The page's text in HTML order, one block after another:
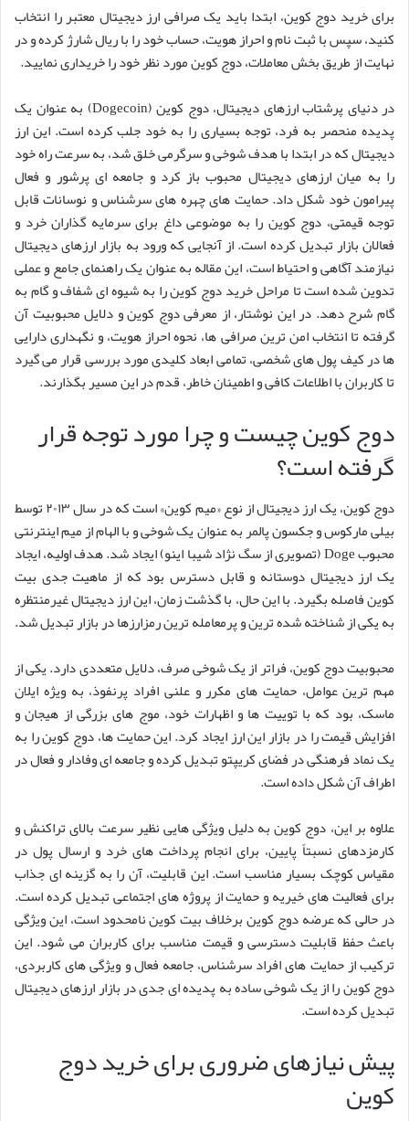
برای خرید دوج کوین، ابتدا باید یک صرافی ارز دیجیتال معتبر را انتخاب
کنید، سپس با ثبت نام و احراز هویت، حساب خود را با ریال شارژ کرده و در
نهایت از طریق بخش معاملات، دوج کوین مورد نظر خود را خریداری نمایید.
در دنیای پرشتاب ارزهای دیجیتال، دوج کوین (Dogecoin) به عنوان یک
پدیده منحصر به فرد، توجه بسیاری را به خود جلب کرده است. این ارز
دیجیتال که در ابتدا با هدف شوخی و سرگرمی خلق شد، به سرعت راه خود
را به میان ارزهای دیجیتال محبوب باز کرد و جامعه ای پرشور و فعال
پیرامون خود شکل داد. حمایت های چهره های سرشناس و نوسانات قابل
توجه قیمتی، دوج کوین را به موضوعی داغ برای سرمایه گذاران خرد و
فعالان بازار تبدیل کرده است. از آنجایی که ورود به بازار ارزهای دیجیتال
نیازمند آگاهی و احتیاط است، این مقاله به عنوان یک راهنمای جامع و عملی
تدوین شده است تا مراحل خرید دوج کوین را به شیوه ای شفاف و گام به
گام شرح دهد. در این نوشتار، از معرفی دوج کوین و دلایل محبوبیت آن
گرفته تا انتخاب امن ترین صرافی ها، نحوه احراز هویت، و نگهداری دارایی
ها در کیف پول های شخصی، تمامی ابعاد کلیدی مورد بررسی قرار می گیرد
تا کاربران با اطلاعات کافی و اطمینان خاطر، قدم در این مسیر بگذارند.
دوج کوین چیست و چرا مورد توجه قرار
گرفته است؟
دوج کوین، یک ارز دیجیتال از نوع «میم کوین» است که در سال ۲۰۱۳ توسط
بیلی مارکوس و جکسون پالمر به عنوان یک شوخی و با الهام از میم اینترنتی
محبوب Doge (تصویری از سگ نژاد شیبا اینو) ایجاد شد. هدف اولیه، ایجاد
یک ارز دیجیتال دوستانه و قابل دسترس بود که از ماهیت جدی بیت
کوین فاصله بگیرد. با این حال، با گذشت زمان، این ارز دیجیتال غیرمنتظره
به یکی از شناخته شده ترین و پرمعامله ترین رمزارزها در بازار تبدیل شد.
محبوبیت دوج کوین، فراتر از یک شوخی صرف، دلایل متعددی دارد. یکی از
مهم ترین عوامل، حمایت های مکرر و علنی افراد پرنفوذ، به ویژه ایلان
ماسک، بود که با توییت ها و اظهارات خود، موج های بزرگی از هیجان و
افزایش قیمت را در بازار این ارز ایجاد کرد. این حمایت ها، دوج کوین را به
یک نماد فرهنگی در فضای کریپتو تبدیل کرده و جامعه ای وفادار و فعال در
اطراف آن شکل داده است.
علاوه بر این، دوج کوین به دلیل ویژگی هایی نظیر سرعت بالای تراکنش و
کارمزدهای نسبتاً پایین، برای انجام پرداخت های خرد و ارسال پول در
مقیاس کوچک بسیار مناسب است. این قابلیت، آن را به گزینه ای جذاب
برای فعالیت های خیریه و حمایت از پروژه های اجتماعی تبدیل کرده است.
در حالی که عرضه دوج کوین برخلاف بیت کوین نامحدود است، این ویژگی
باعث حفظ قابلیت دسترسی و قیمت مناسب برای کاربران می شود. این
ترکیب از حمایت های افراد سرشناس، جامعه فعال و ویژگی های کاربردی،
دوج کوین را از یک شوخی ساده به پدیده ای جدی در بازار ارزهای دیجیتال
تبدیل کرده است.
پیش نیازهای ضروری برای خرید دوج
کوین